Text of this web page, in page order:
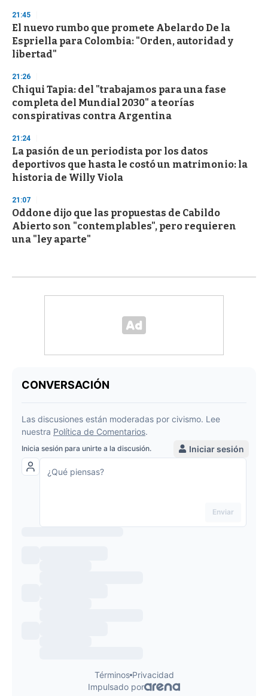
21:45
El nuevo rumbo que promete Abelardo De la
Espriella para Colombia: "Orden, autoridad y
libertad"
21:26
Chiqui Tapia: del "trabajamos para una fase
completa del Mundial 2030" a teorías
conspirativas contra Argentina
21:24
La pasión de un periodista por los datos
deportivos que hasta le costó un matrimonio: la
historia de Willy Viola
21:07
Oddone dijo que las propuestas de Cabildo
Abierto son "contemplables", pero requieren
una "ley aparte"